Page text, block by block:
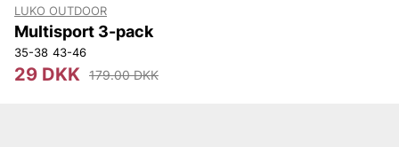
LUKO OUTDOOR
Multisport 3-pack
35-38 43-46
29 DKK 179.00 DKK